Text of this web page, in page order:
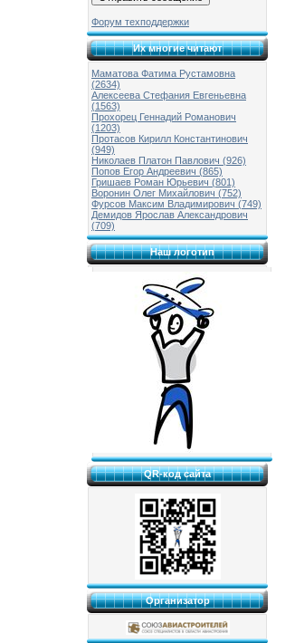
Форум техподдержки
Их многие читают
Маматова Фатима Рустамовна
(2634)
Алексеева Стефания Евгеньевна
(1563)
Прохорец Геннадий Романович
(1203)
Протасов Кирилл Константинович
(949)
Николаев Платон Павлович (926)
Попов Егор Андреевич (865)
Гришаев Роман Юрьевич (801)
Воронин Олег Михайлович (752)
Фурсов Максим Владимирович (749)
Демидов Ярослав Александрович
(709)
Наш логотип
QR-код сайта
Организатор